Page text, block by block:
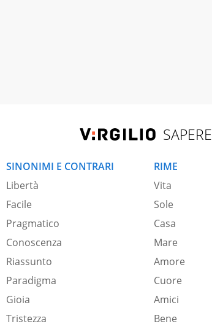
SAPERE
SINONIMI E CONTRARI
Libertà
Facile
Pragmatico
Conoscenza
Riassunto
Paradigma
Gioia
Tristezza
RIME
Vita
Sole
Casa
Mare
Amore
Cuore
Amici
Bene